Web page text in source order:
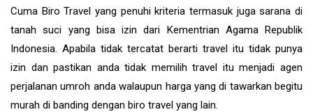
Cuma Biro Travel yang penuhi kriteria termasuk juga sarana di
tanah suci yang bisa izin dari Kementrian Agama Republik
Indonesia. Apabila tidak tercatat berarti travel itu tidak punya
izin dan pastikan anda tidak memilih travel itu menjadi agen
perjalanan umroh anda walaupun harga yang di tawarkan begitu
murah di banding dengan biro travel yang lain.